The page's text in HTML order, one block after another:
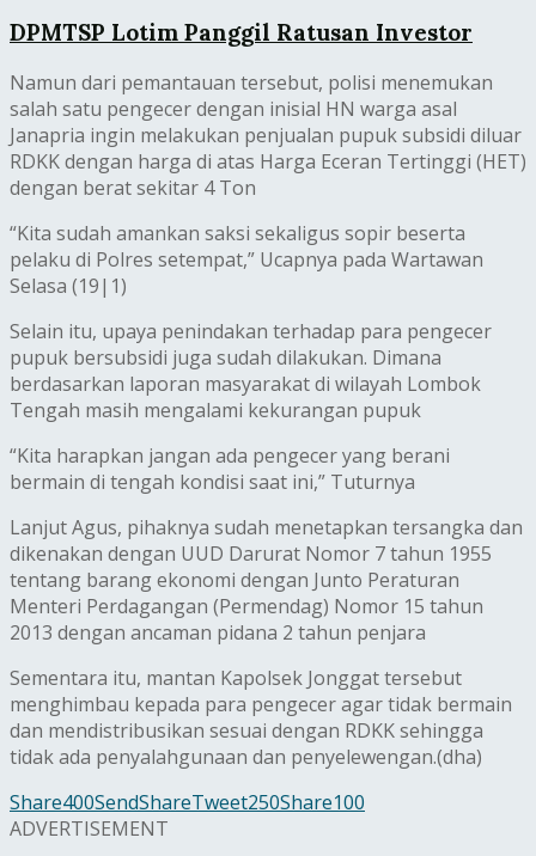
DPMTSP Lotim Panggil Ratusan Investor
Namun dari pemantauan tersebut, polisi menemukan
salah satu pengecer dengan inisial HN warga asal
Janapria ingin melakukan penjualan pupuk subsidi diluar
RDKK dengan harga di atas Harga Eceran Tertinggi (HET)
dengan berat sekitar 4 Ton
“Kita sudah amankan saksi sekaligus sopir beserta
pelaku di Polres setempat,” Ucapnya pada Wartawan
Selasa (19|1)
Selain itu, upaya penindakan terhadap para pengecer
pupuk bersubsidi juga sudah dilakukan. Dimana
berdasarkan laporan masyarakat di wilayah Lombok
Tengah masih mengalami kekurangan pupuk
“Kita harapkan jangan ada pengecer yang berani
bermain di tengah kondisi saat ini,” Tuturnya
Lanjut Agus, pihaknya sudah menetapkan tersangka dan
dikenakan dengan UUD Darurat Nomor 7 tahun 1955
tentang barang ekonomi dengan Junto Peraturan
Menteri Perdagangan (Permendag) Nomor 15 tahun
2013 dengan ancaman pidana 2 tahun penjara
Sementara itu, mantan Kapolsek Jonggat tersebut
menghimbau kepada para pengecer agar tidak bermain
dan mendistribusikan sesuai dengan RDKK sehingga
tidak ada penyalahgunaan dan penyelewengan.(dha)
Share400SendShareTweet250Share100
ADVERTISEMENT